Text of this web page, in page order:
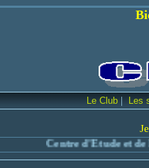
sur
Le Club | Les
d'Etude et de Protection